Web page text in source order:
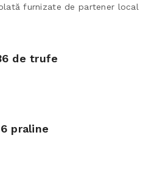
furnizate de partener local
de trufe
praline